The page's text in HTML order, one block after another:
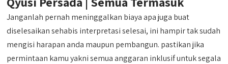
Janganlah pernah meninggalkan biaya apa juga buat
diselesaikan sehabis interpretasi selesai, ini hampir tak sudah
mengisi harapan anda maupun pembangun. pastikan jika
permintaan kamu yakni semua anggaran inklusif untuk segala